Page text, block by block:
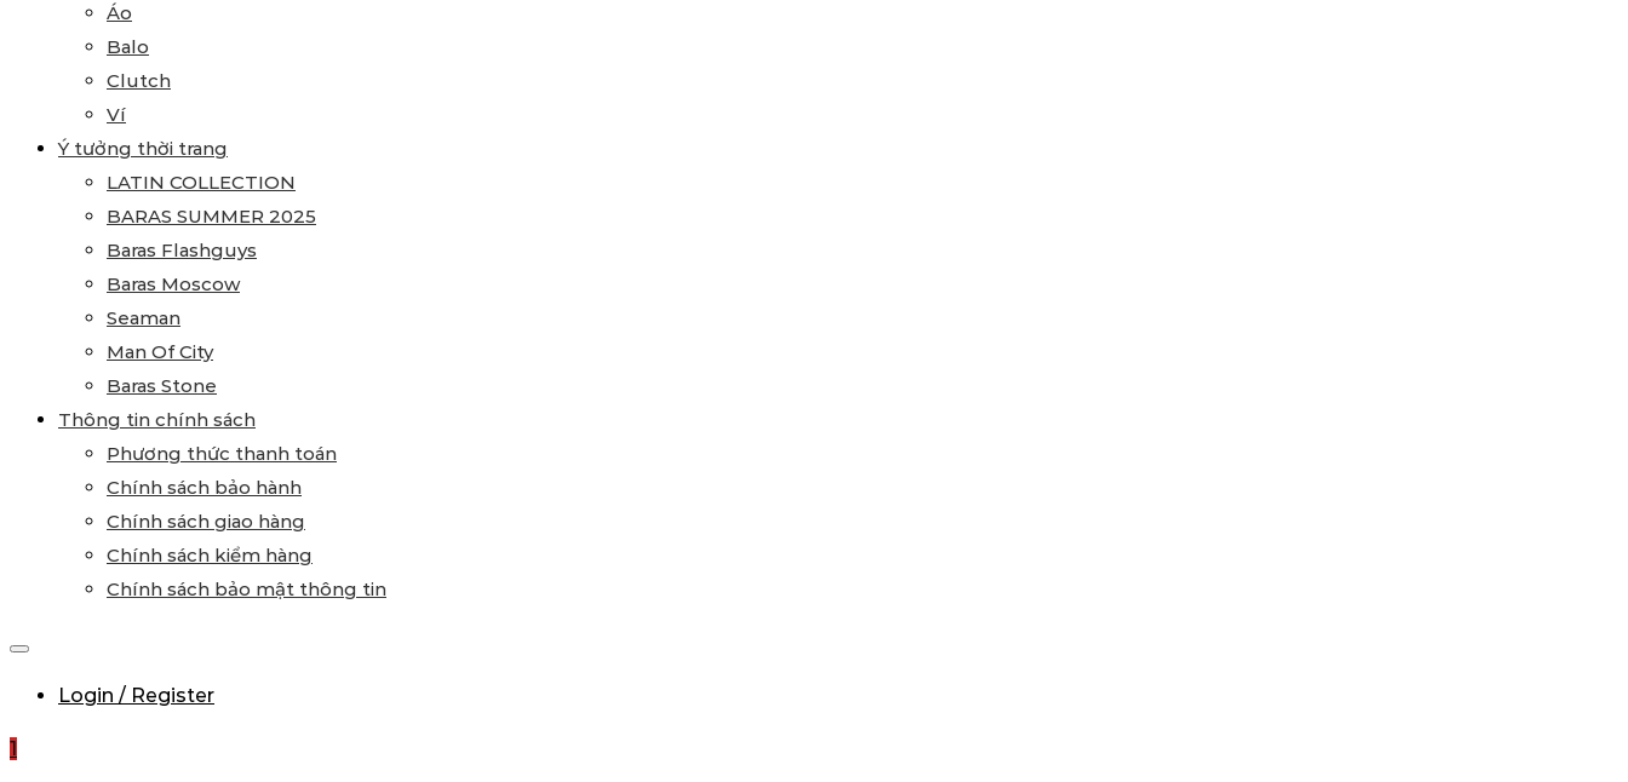
Áo
Balo
Clutch
Ví
Ý tưởng thời trang
LATIN COLLECTION
BARAS SUMMER 2025
Baras Flashguys
Baras Moscow
Seaman
Man Of City
Baras Stone
Thông tin chính sách
Phương thức thanh toán
Chính sách bảo hành
Chính sách giao hàng
Chính sách kiểm hàng
Chính sách bảo mật thông tin
Login / Register
1